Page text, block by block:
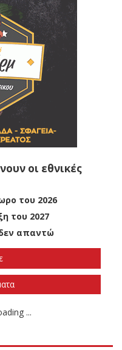
οι εθνικές
του 2026
του 2027
απαντώ